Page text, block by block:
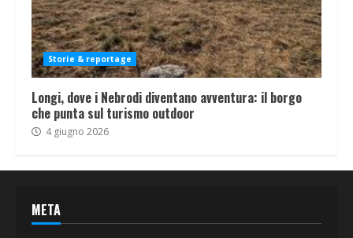
Storie & reportage
Longi, dove i Nebrodi diventano avventura: il borgo
che punta sul turismo outdoor
4 giugno 2026
META